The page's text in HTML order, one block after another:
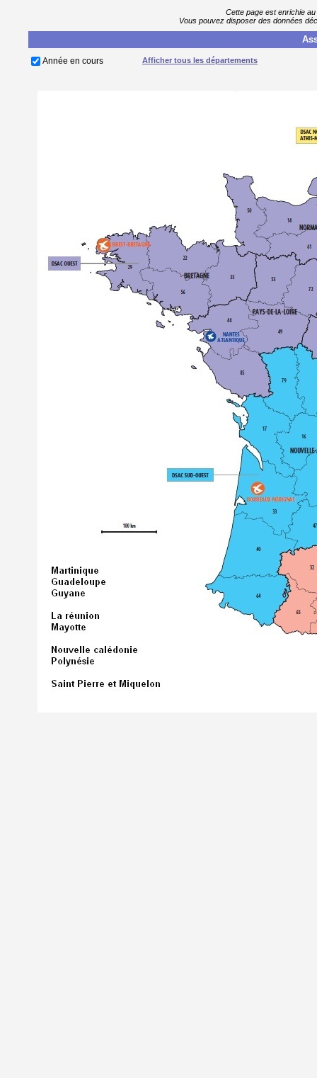
Cette page est enrichie
Vous pouvez disposer des données
Année en cours Afficher tous les départements